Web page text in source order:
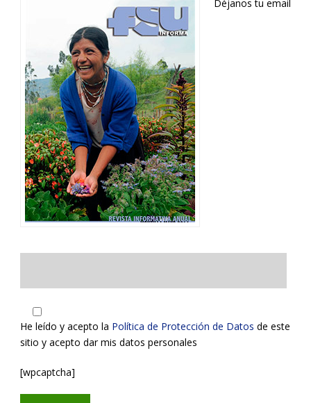
Déjanos tu email
He leído y acepto la Política de Protección de Datos de este
sitio y acepto dar mis datos personales
[wpcaptcha]